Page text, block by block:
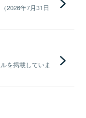
2026年7月31日
を掲載していま